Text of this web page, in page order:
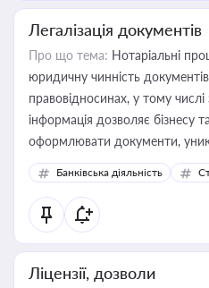
Легалізація документів
Про що тема: Нотаріальні
юридичну чинність
правовідносинах, у тому
інформація дозволяє бізнесу
оформлювати документи,
забезпечувати їх належне
контрагентами
Банківська діяльність
Ліцензії, дозволи